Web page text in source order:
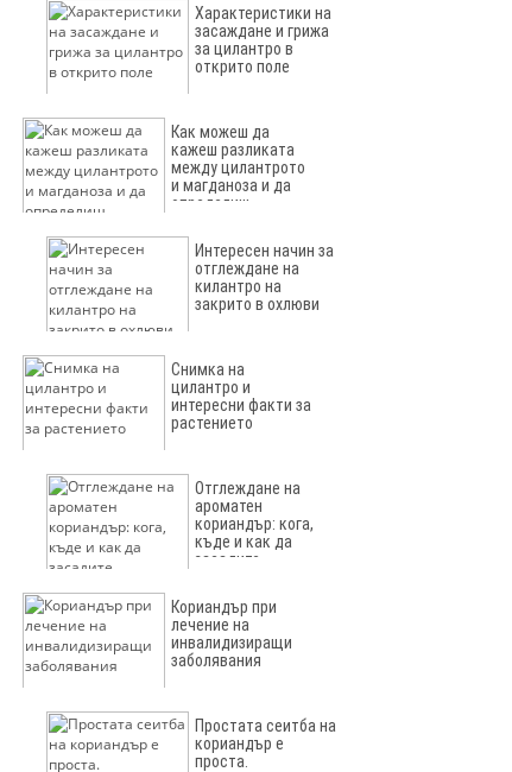
Характеристики на
засаждане и грижа
за цилантро в
открито поле
Как можеш да
кажеш разликата
между цилантрото
и магданоза и да
определиш
Интересен начин за
отглеждане на
килантро на
закрито в охлюви
Снимка на
цилантро и
интересни факти за
растението
Отглеждане на
ароматен
кориандър: кога,
къде и как да
засадите
Кориандър при
лечение на
инвалидизиращи
заболявания
Простата сеитба на
кориандър е
проста.